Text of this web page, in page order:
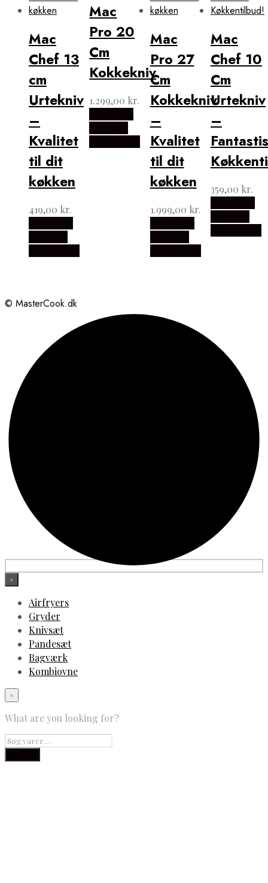
Mac
Chef 13
cm
Urtekniv
–
Kvalitet
til dit
køkken
419,00 kr.
Mac
Pro 20
Cm
Kokkekniv
1.299,00 kr.
Mac
Pro 27
Cm
Kokkekniv
–
Kvalitet
til dit
køkken
1.999,00 kr.
Mac
Chef 10
Cm
Urtekniv
–
359,00 kr.
© MasterCook.dk
×
Airfryers
Gryder
Knivsæt
Pandesæt
Bagværk
Kombiovne
×
What are you looking for?